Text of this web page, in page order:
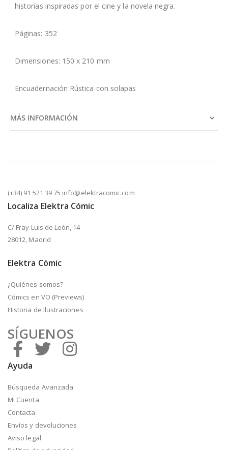
historias inspiradas por el cine y la novela negra.
Páginas: 352
Dimensiones: 150 x 210 mm
Encuadernación Rústica con solapas
MÁS INFORMACIÓN
(+34) 91 521 39 75 info@elektracomic.com
Localiza Elektra Cómic
C/ Fray Luis de León, 14
28012, Madrid
Elektra Cómic
¿Quiénes somos?
Cómics en VO (Previews)
Historia de Ilustraciones
SÍGUENOS
Ayuda
Búsqueda Avanzada
Mi Cuenta
Contacta
Envíos y devoluciones
Aviso legal